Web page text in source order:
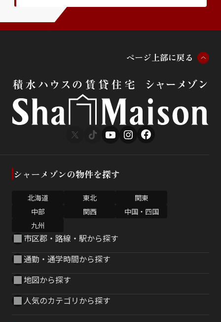
ページ 上部に戻る
シャーメゾンの物件を探す
北海道 東北
関東
中部
関西
中国・四国
九州
市区郡・路線・駅から探す
通勤・通学時間から探す
地図から探す
人気のカテゴリから探す